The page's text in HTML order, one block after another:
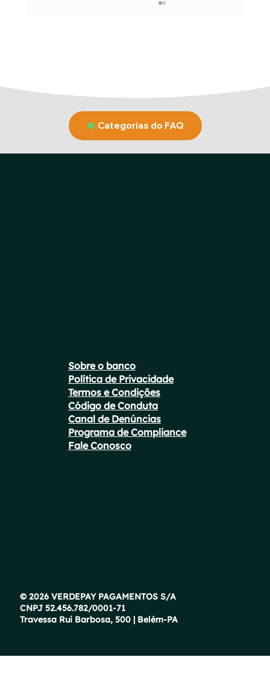
(Chave aleatória, CPF, CNPJ,
Categorias do FAQ
© 2026 VERDEPAY PAGAMENTOS S/A
CNPJ 52.456.782/0001-71
Travessa Rui Barbosa, 500 | Belém-PA
Sobre o banco
Política de Privacidade
Termos e Condições
Código de Conduta
Canal de Denúncias
Programa de Compliance
Fale Conosco